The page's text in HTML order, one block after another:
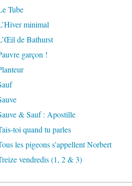
Tube
minimal
de Bathurst
garçon !
& Sauf : Apostille
toi quand tu parles
les pigeons s'appellent Norbert
vendredis (1, 2 & 3)